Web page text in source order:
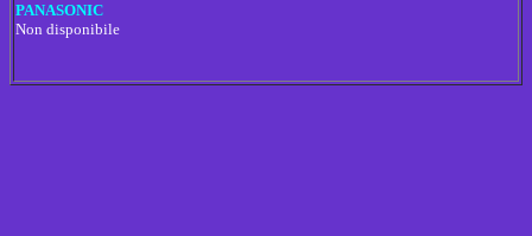
PANASONIC
Non disponibile